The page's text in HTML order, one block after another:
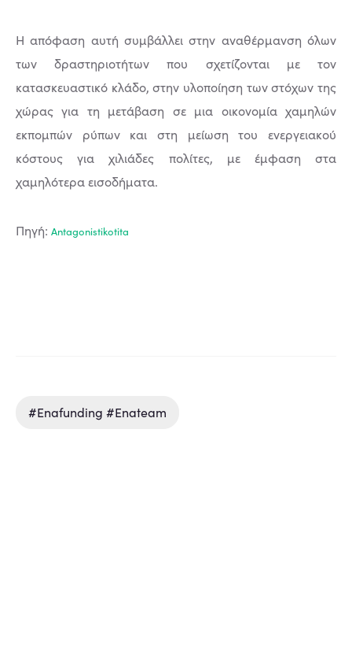
Η απόφαση αυτή συμβάλλει στην αναθέρμανση όλων
των δραστηριοτήτων που σχετίζονται με τον
κατασκευαστικό κλάδο, στην υλοποίηση των στόχων της
χώρας για τη μετάβαση σε μια οικονομία χαμηλών
εκπομπών ρύπων και στη μείωση του ενεργειακού
κόστους για χιλιάδες πολίτες, με έμφαση στα
χαμηλότερα εισοδήματα.
Πηγή: Αntagonistikotita
#enafunding #enateam